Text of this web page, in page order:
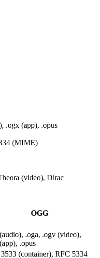
.ogx (app), .opus
(MIME)
(video), Dirac
OGG
.oga, .ogv (video),
.opus
(container), RFC 5334